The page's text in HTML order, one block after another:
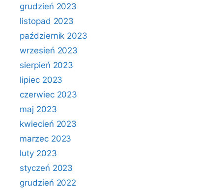
grudzień 2023
listopad 2023
październik 2023
wrzesień 2023
sierpień 2023
lipiec 2023
czerwiec 2023
maj 2023
kwiecień 2023
marzec 2023
luty 2023
styczeń 2023
grudzień 2022